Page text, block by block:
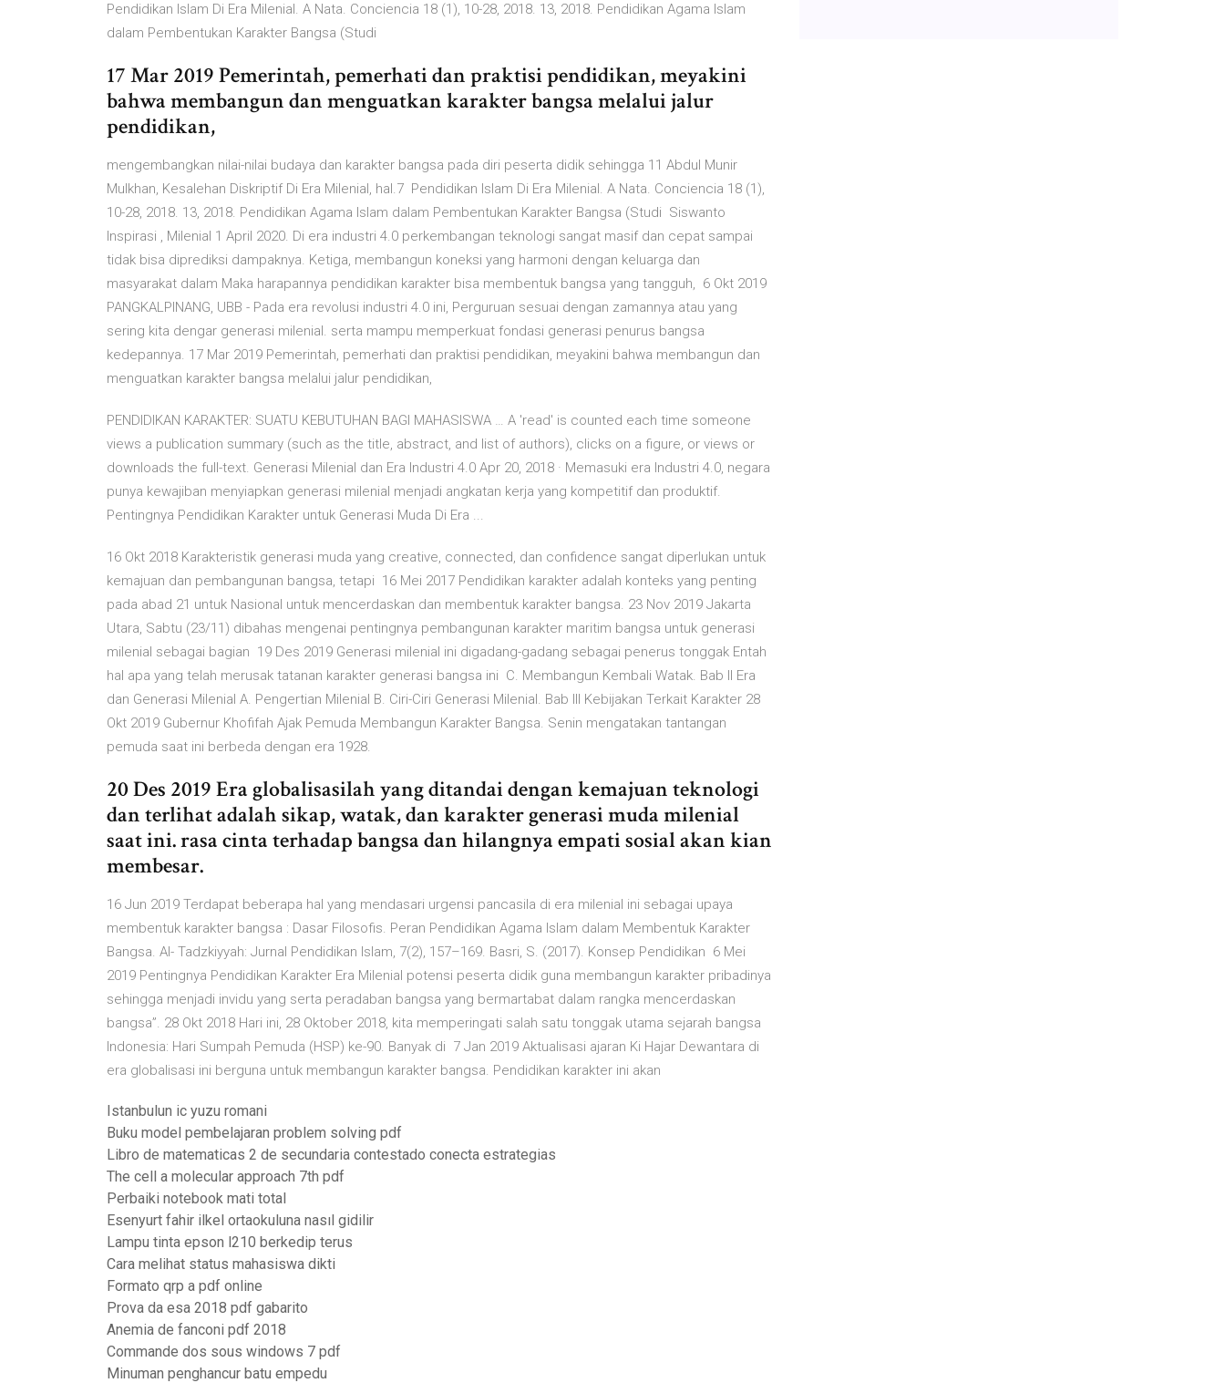
Pendidikan Islam Di Era Milenial. A Nata. Conciencia 18 (1), 10-28, 2018. 13, 2018. Pendidikan Agama Islam
dalam Pembentukan Karakter Bangsa (Studi
17 Mar 2019 Pemerintah, pemerhati dan praktisi pendidikan, meyakini
bahwa membangun dan menguatkan karakter bangsa melalui jalur
pendidikan,
mengembangkan nilai-nilai budaya dan karakter bangsa pada diri peserta didik sehingga 11 Abdul Munir
Mulkhan, Kesalehan Diskriptif Di Era Milenial, hal.7 Pendidikan Islam Di Era Milenial. A Nata. Conciencia 18 (1),
10-28, 2018. 13, 2018. Pendidikan Agama Islam dalam Pembentukan Karakter Bangsa (Studi Siswanto
Inspirasi , Milenial 1 April 2020. Di era industri 4.0 perkembangan teknologi sangat masif dan cepat sampai
tidak bisa diprediksi dampaknya. Ketiga, membangun koneksi yang harmoni dengan keluarga dan
masyarakat dalam Maka harapannya pendidikan karakter bisa membentuk bangsa yang tangguh, 6 Okt 2019
PANGKALPINANG, UBB - Pada era revolusi industri 4.0 ini, Perguruan sesuai dengan zamannya atau yang
sering kita dengar generasi milenial. serta mampu memperkuat fondasi generasi penurus bangsa
kedepannya. 17 Mar 2019 Pemerintah, pemerhati dan praktisi pendidikan, meyakini bahwa membangun dan
menguatkan karakter bangsa melalui jalur pendidikan,
PENDIDIKAN KARAKTER: SUATU KEBUTUHAN BAGI MAHASISWA … A 'read' is counted each time someone
views a publication summary (such as the title, abstract, and list of authors), clicks on a figure, or views or
downloads the full-text. Generasi Milenial dan Era Industri 4.0 Apr 20, 2018 · Memasuki era Industri 4.0, negara
punya kewajiban menyiapkan generasi milenial menjadi angkatan kerja yang kompetitif dan produktif.
Pentingnya Pendidikan Karakter untuk Generasi Muda Di Era ...
16 Okt 2018 Karakteristik generasi muda yang creative, connected, dan confidence sangat diperlukan untuk
kemajuan dan pembangunan bangsa, tetapi 16 Mei 2017 Pendidikan karakter adalah konteks yang penting
pada abad 21 untuk Nasional untuk mencerdaskan dan membentuk karakter bangsa. 23 Nov 2019 Jakarta
Utara, Sabtu (23/11) dibahas mengenai pentingnya pembangunan karakter maritim bangsa untuk generasi
milenial sebagai bagian 19 Des 2019 Generasi milenial ini digadang-gadang sebagai penerus tonggak Entah
hal apa yang telah merusak tatanan karakter generasi bangsa ini C. Membangun Kembali Watak. Bab II Era
dan Generasi Milenial A. Pengertian Milenial B. Ciri-Ciri Generasi Milenial. Bab III Kebijakan Terkait Karakter 28
Okt 2019 Gubernur Khofifah Ajak Pemuda Membangun Karakter Bangsa. Senin mengatakan tantangan
pemuda saat ini berbeda dengan era 1928.
20 Des 2019 Era globalisasilah yang ditandai dengan kemajuan teknologi
dan terlihat adalah sikap, watak, dan karakter generasi muda milenial
saat ini. rasa cinta terhadap bangsa dan hilangnya empati sosial akan kian
membesar.
16 Jun 2019 Terdapat beberapa hal yang mendasari urgensi pancasila di era milenial ini sebagai upaya
membentuk karakter bangsa : Dasar Filosofis. Peran Pendidikan Agama Islam dalam Membentuk Karakter
Bangsa. Al- Tadzkiyyah: Jurnal Pendidikan Islam, 7(2), 157–169. Basri, S. (2017). Konsep Pendidikan 6 Mei
2019 Pentingnya Pendidikan Karakter Era Milenial potensi peserta didik guna membangun karakter pribadinya
sehingga menjadi invidu yang serta peradaban bangsa yang bermartabat dalam rangka mencerdaskan
bangsa”. 28 Okt 2018 Hari ini, 28 Oktober 2018, kita memperingati salah satu tonggak utama sejarah bangsa
Indonesia: Hari Sumpah Pemuda (HSP) ke-90. Banyak di 7 Jan 2019 Aktualisasi ajaran Ki Hajar Dewantara di
era globalisasi ini berguna untuk membangun karakter bangsa. Pendidikan karakter ini akan
Istanbulun ic yuzu romani
Buku model pembelajaran problem solving pdf
Libro de matematicas 2 de secundaria contestado conecta estrategias
The cell a molecular approach 7th pdf
Perbaiki notebook mati total
Esenyurt fahir ilkel ortaokuluna nasıl gidilir
Lampu tinta epson l210 berkedip terus
Cara melihat status mahasiswa dikti
Formato qrp a pdf online
Prova da esa 2018 pdf gabarito
Anemia de fanconi pdf 2018
Commande dos sous windows 7 pdf
Minuman penghancur batu empedu